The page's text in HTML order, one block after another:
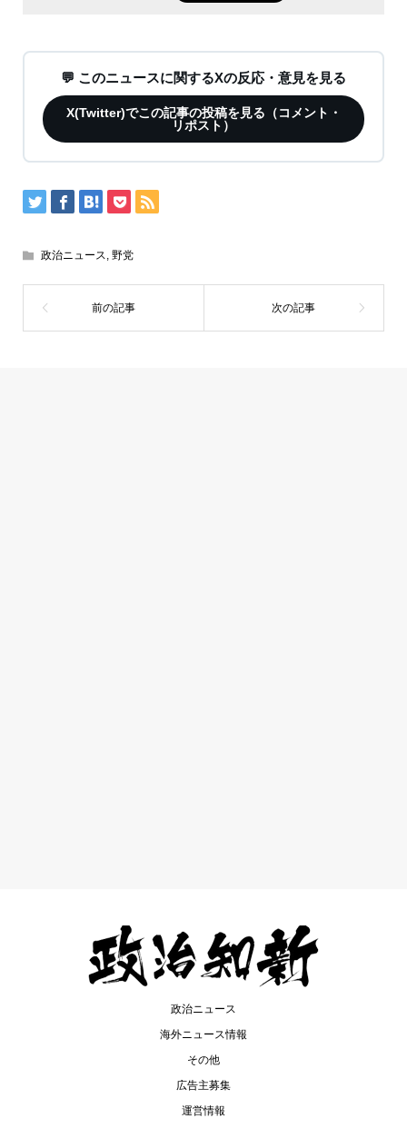
💬 このニュースに関するXの反応・意見を見る
X(Twitter)でこの記事の投稿を見る（コメント・
リポスト）
政治ニュース, 野党
政治ニュース
海外ニュース情報
その他
広告主募集
運営情報